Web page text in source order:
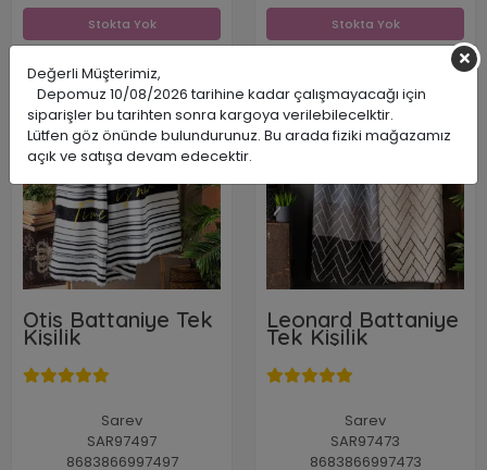
Stokta Yok Stokta Yok
İNDİRİM
%27
Otis Battaniye Tek
Kişilik
Sarev
SAR97497
8683866997497
İNDİRİM
%27
Leonard Battaniye
Tek Kişilik
Sarev
SAR97473
8683866997473
Değerli Müşterimiz,
Depomuz 10/08/2026 tarihine kadar çalışmayacağı için
siparişler bu tarihten sonra kargoya verilebilecelktir.
Lütfen göz önünde bulundurunuz. Bu arada fiziki mağazamız
açık ve satışa devam edecektir.